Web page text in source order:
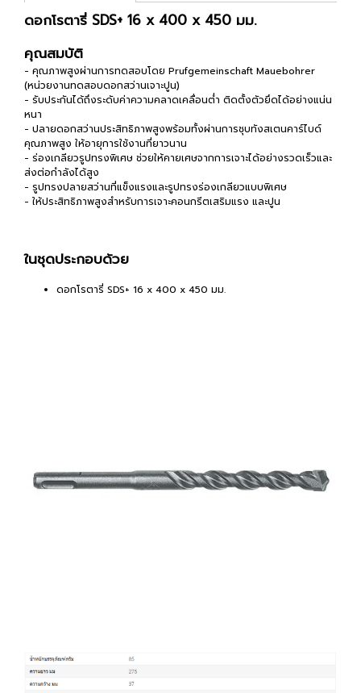
ดอกโรตารี่ SDS+ 16 x 400 x 450 มม.
คุณสมบัติ
- คุณภาพสูงผ่านการทดสอบโดย Prufgemeinschaft Mauebohrer
(หน่วยงานทดสอบดอกสว่านเจาะปูน)
- รับประกันได้ถึงระดับค่าความคลาดเคลื่อนต่ำ ติดตั้งตัวยึดได้อย่างแน่น
หนา
- ปลายดอกสว่านประสิทธิภาพสูงพร้อมทั้งผ่านการชุบทังสเตนคาร์ไบด์
คุณภาพสูง ให้อายุการใช้งานที่ยาวนาน
- ร่องเกลียวรูปทรงพิเศษ ช่วยให้คายเศษจากการเจาะได้อย่างรวดเร็วและ
ส่งต่อกำลังได้สูง
- รูปทรงปลายสว่านที่แข็งแรงและรูปทรงร่องเกลียวแบบพิเศษ
- ให้ประสิทธิภาพสูงสำหรับการเจาะคอนกรีตเสริมแรง และปูน
ในชุดประกอบด้วย
ดอกโรตารี่ SDS+ 16 x 400 x 450 มม.